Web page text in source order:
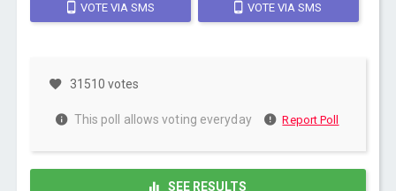
VOTE VIA SMS VOTE VIA SMS
31510 votes
This poll allows voting everyday Report Poll
SEE RESULTS